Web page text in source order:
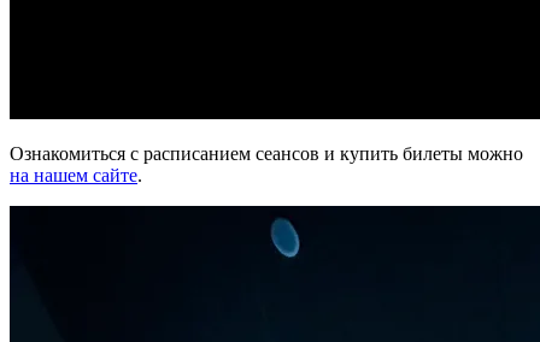
Ознакомиться с расписанием сеансов и купить билеты можно
на нашем сайте.